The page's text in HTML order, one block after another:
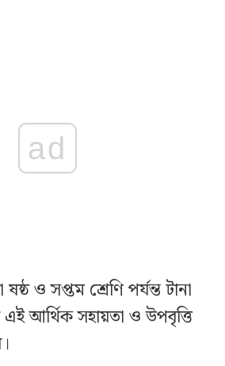
ad
ষষ্ঠ ও সপ্তম শ্রেণি পর্যন্ত টানা
আর্থিক সহায়তা ও উপবৃত্তি